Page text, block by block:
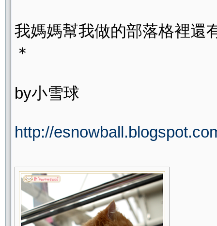
我媽媽幫我做的部落格裡還
＊
by小雪球
http://